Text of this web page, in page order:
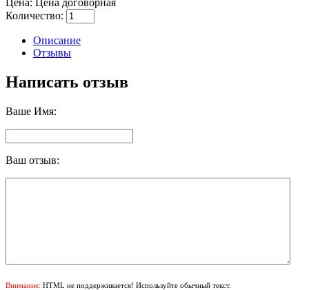
Количество:
Описание
Отзывы
Написать отзыв
Ваше Имя:
Ваш отзыв:
Внимание: HTML не поддерживается! Используйте обычный текст.